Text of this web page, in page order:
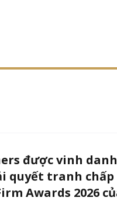
được vinh
quyết tranh chấp
Awards 2026